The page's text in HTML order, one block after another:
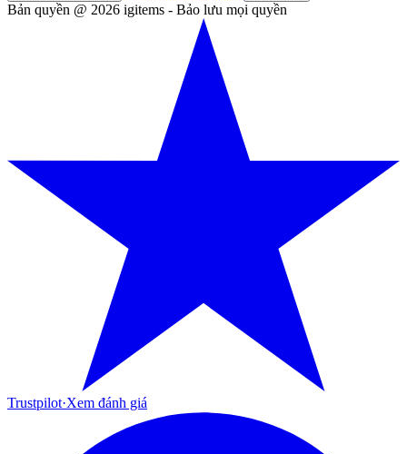
Bản quyền @ 2026 igitems - Bảo lưu mọi quyền
Trustpilot·Xem đánh giá